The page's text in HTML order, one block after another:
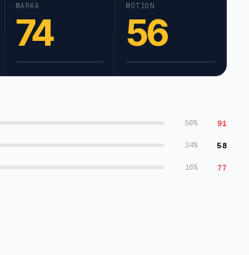
MARKA
74
MOTION
56
50% 91
34% 58
16% 77